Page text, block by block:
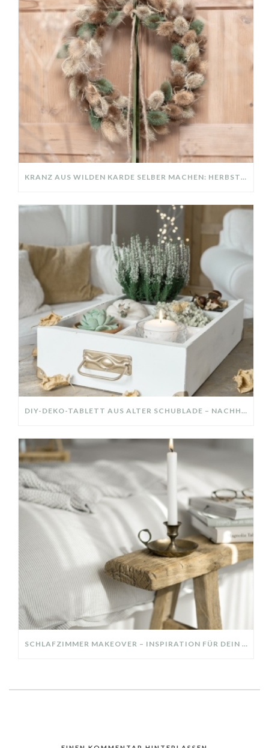
KRANZ AUS WILDEN KARDE SELBER MACHEN: HERBSTDEKO GANZ EINFACH
DIY-DEKO-TABLETT AUS ALTER SCHUBLADE – NACHHALTIGE HERBSTDEKO SELBER MACHEN!
SCHLAFZIMMER MAKEOVER – INSPIRATION FÜR DEIN SCHLAFZIMMER: AUS ALT MACH NEU – HELL, GEMÜTLICH UND EINLADEND